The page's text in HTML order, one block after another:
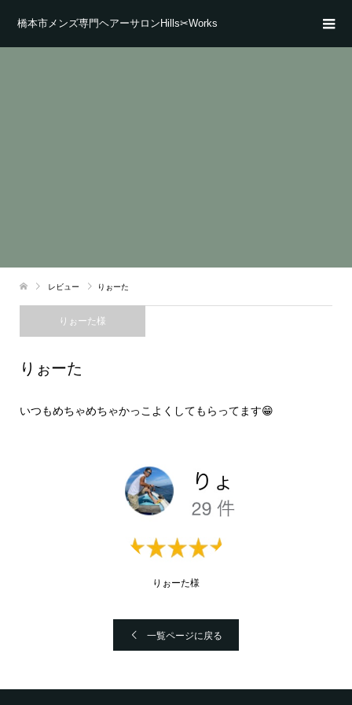
橋本市メンズ専門ヘアーサロンHills✂Works
レビュー りぉーた
りぉーた様
りぉーた
いつもめちゃめちゃかっこよくしてもらってます😁
りぉーた様
一覧ページに戻る